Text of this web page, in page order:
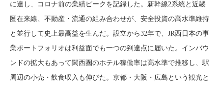
に達し、コロナ前の業績ピークを記録した。新幹線2系統と近畿
圏在来線、不動産・流通の組み合わせが、安全投資の高水準維持
と並行して史上最高益を生んだ。設立から32年で、JR西日本の事
業ポートフォリオは利益面でも一つの到達点に届いた。インバウ
ンドの拡大もあって関西圏のホテル稼働率は高水準で推移し、駅
周辺の小売・飲食収入も伸びた。京都・大阪・広島という観光と